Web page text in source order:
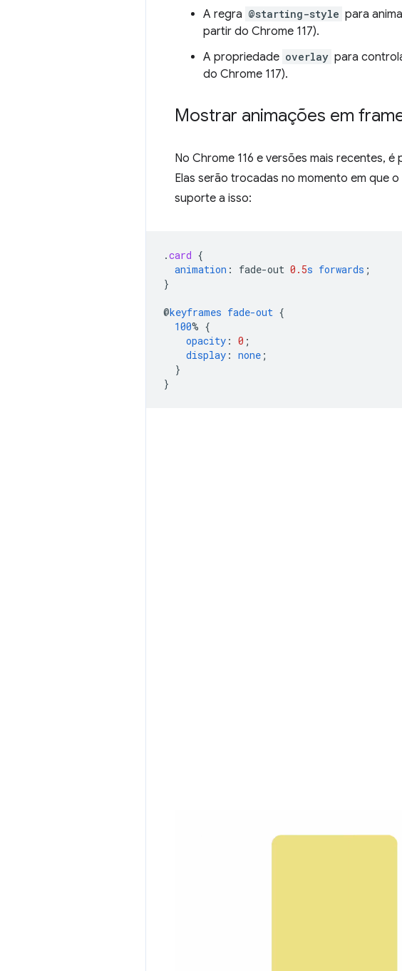
A regra @starting-style para
partir do Chrome 117).
A propriedade overlay para
do Chrome 117).
Mostrar animações em
No Chrome 116 e versões mais recentes, é
Elas serão trocadas no momento em que
suporte a isso:
.card {
animation : fade-out 0.5s forwards ;
}
@keyframes fade-out {
100% {
opacity : 0 ;
display : none ;
}
}